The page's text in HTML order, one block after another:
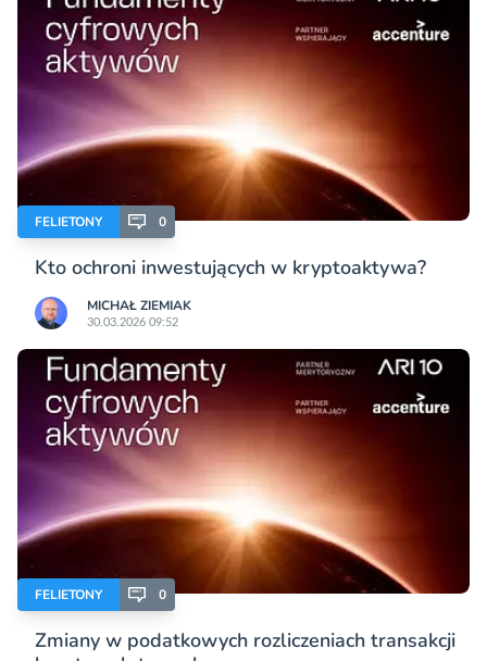
FELIETONY 0
Kto ochroni inwestujących w kryptoaktywa?
MICHAŁ ZIEMIAK
30.03.2026 09:52
FELIETONY 0
Zmiany w podatkowych rozliczeniach transakcji